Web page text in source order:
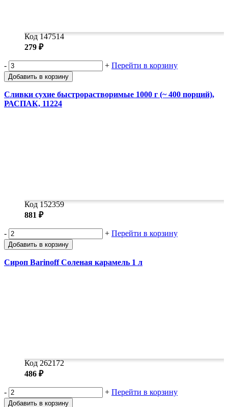
Код 147514
279 ₽
- + Перейти в корзину
Добавить в корзину
Сливки сухие быстрорастворимые 1000 г (~ 400 порций),
РАСПАК, 11224
Код 152359
881 ₽
- + Перейти в корзину
Добавить в корзину
Сироп Barinoff Соленая карамель 1 л
Код 262172
486 ₽
- + Перейти в корзину
Добавить в корзину